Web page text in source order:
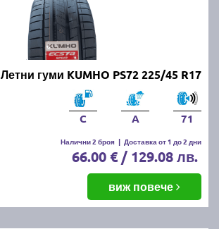
Летни гуми KUMHO PS72 225/45 R17
C A 71
Налични 2 броя | Доставка от 1 до 2 дни
66.00 € / 129.08 лв.
виж повече